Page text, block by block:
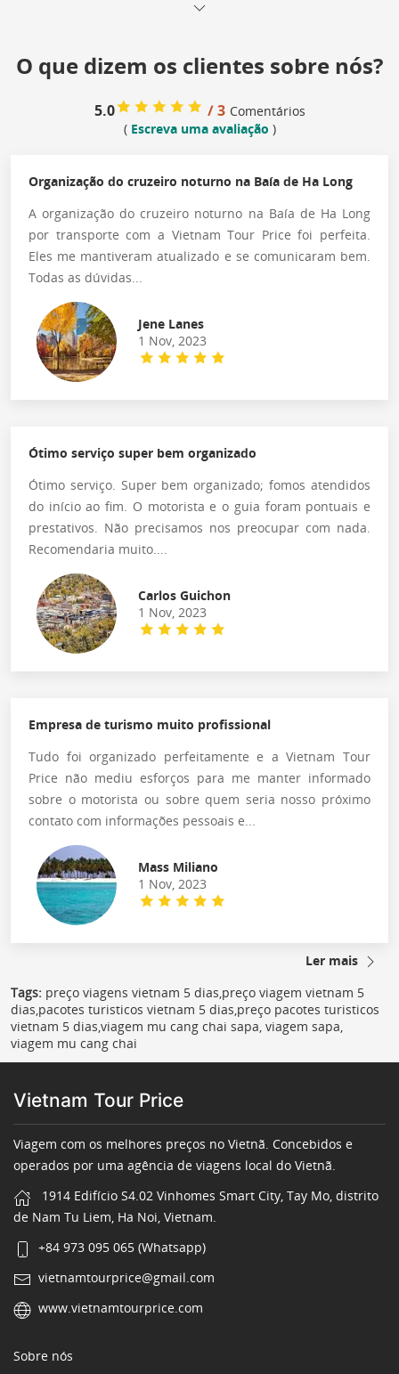
O que dizem os clientes sobre nós?
5.0 / 3 Comentários
( Escreva uma avaliação )
Organização do cruzeiro noturno na Baía de Ha Long
A organização do cruzeiro noturno na Baía de Ha Long
por transporte com a Vietnam Tour Price foi perfeita.
Eles me mantiveram atualizado e se comunicaram bem.
Todas as dúvidas...
Jene Lanes
1 Nov, 2023
Ótimo serviço super bem organizado
Ótimo serviço. Super bem organizado; fomos atendidos
do início ao fim. O motorista e o guia foram pontuais e
prestativos. Não precisamos nos preocupar com nada.
Recomendaria muito....
Carlos Guichon
1 Nov, 2023
Empresa de turismo muito profissional
Tudo foi organizado perfeitamente e a Vietnam Tour
Price não mediu esforços para me manter informado
sobre o motorista ou sobre quem seria nosso próximo
contato com informações pessoais e...
Mass Miliano
1 Nov, 2023
Ler mais
Tags: preço viagens vietnam 5 dias,preço viagem vietnam 5
dias,pacotes turisticos vietnam 5 dias,preço pacotes turisticos
vietnam 5 dias,viagem mu cang chai sapa, viagem sapa,
viagem mu cang chai
Vietnam Tour Price
Viagem com os melhores preços no Vietnã. Concebidos e
operados por uma agência de viagens local do Vietnã.
1914 Edifício S4.02 Vinhomes Smart City, Tay Mo, distrito
de Nam Tu Liem, Ha Noi, Vietnam.
+84 973 095 065 (Whatsapp)
vietnamtourprice@gmail.com
www.vietnamtourprice.com
Sobre nós